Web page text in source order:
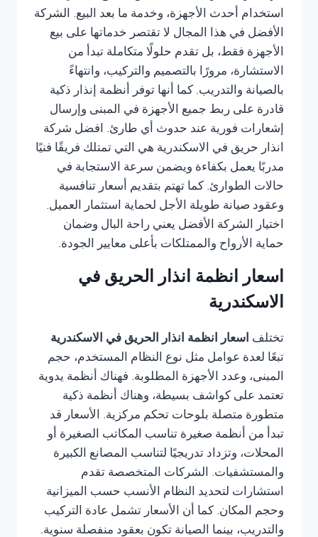
استخدام أحدث الأجهزة، وخدمة ما بعد البيع. الشركة
الأفضل في هذا المجال لا تقتصر خدماتها على بيع
الأجهزة فقط، بل تقدم حلولًا متكاملة تبدأ من
الاستشارة، مرورًا بالتصميم والتركيب، وانتهاءً
بالصيانة والتدريب. كما أنها توفر أنظمة إنذار ذكية
قادرة على ربط جميع الأجهزة في المبنى وإرسال
إشعارات فورية عند حدوث أي طارئ. افضل شركة
انذار حريق في الاسكندرية هي التي تمتلك فريقًا فنيًا
مدربًا يعمل بكفاءة ويضمن سرعة الاستجابة في
حالات الطوارئ. كما تهتم بتقديم أسعار تنافسية
وعقود صيانة طويلة الأجل لحماية استثمار العميل.
اختيار الشركة الأفضل يعني راحة البال وضمان
حماية الأرواح والممتلكات بأعلى معايير الجودة.
اسعار انظمة انذار الحريق في
الاسكندرية
تختلف اسعار انظمة انذار الحريق في الاسكندرية
تبعًا لعدة عوامل مثل نوع النظام المستخدم، حجم
المبنى، وعدد الأجهزة المطلوبة. فهناك أنظمة يدوية
تعتمد على كواشف بسيطة، وهناك أنظمة ذكية
متطورة متصلة بلوحات تحكم مركزية. الأسعار قد
تبدأ من أنظمة صغيرة تناسب المكاتب الصغيرة أو
المحلات، وتزداد تدريجيًا لتناسب المصانع الكبيرة
والمستشفيات. الشركات المتخصصة تقدم
استشارات لتحديد النظام الأنسب حسب الميزانية
وحجم المكان. كما أن الأسعار تشمل عادة التركيب
والتدريب، بينما الصيانة تكون بعقود منفصلة سنوية.